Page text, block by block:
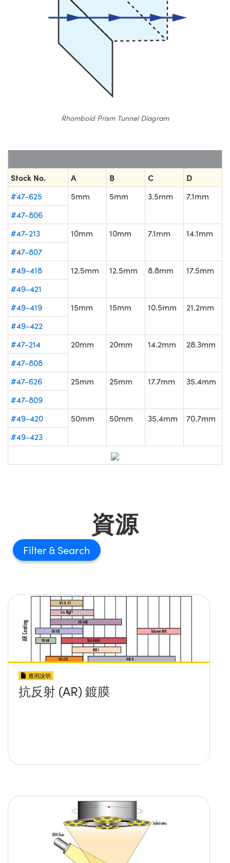
Rhomboid Prism Tunnel Diagram
Stock No. A B C D
#47-625 5mm 5mm 3.5mm
7.1mm
#47-806
#47-213
10mm 10mm 7.1mm
14.1mm
#47-807
#49-418
12.5mm 12.5mm 8.8mm
17.5mm
#49-421
#49-419
15mm 15mm 10.5mm
21.2mm
#49-422
#47-214
20mm 20mm 14.2mm
28.3mm
#47-808
#47-626
25mm 25mm 17.7mm
35.4mm
#47-809
#49-420
50mm 50mm 35.4mm
70.7mm
#49-423
資源
Filter
應用說明
抗反射 (AR) 鍍膜